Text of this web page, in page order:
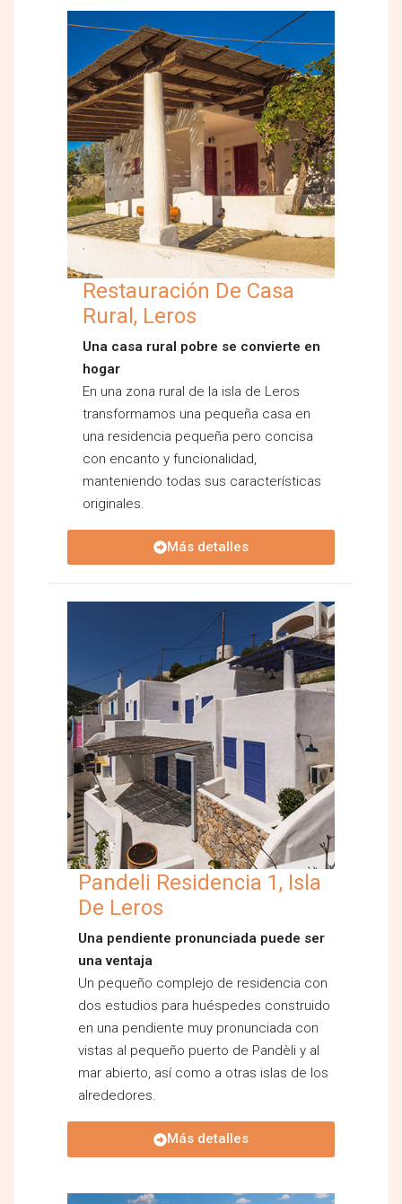
Restauración De Casa
Rural, Leros
Una casa rural pobre se convierte en
hogar
En una zona rural de la isla de Leros
transformamos una pequeña casa en
una residencia pequeña pero concisa
con encanto y funcionalidad,
manteniendo todas sus características
originales.
Más detalles
Pandeli Residencia 1, Isla
De Leros
Una pendiente pronunciada puede ser
una ventaja
Un pequeño complejo de residencia con
dos estudios para huéspedes construido
en una pendiente muy pronunciada con
vistas al pequeño puerto de Pandèli y al
mar abierto, así como a otras islas de los
alrededores.
Más detalles